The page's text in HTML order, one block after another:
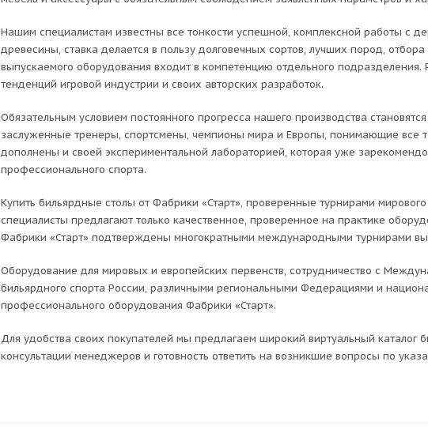
Нашим специалистам известны все тонкости успешной, комплексной работы с
древесины, ставка делается в пользу долговечных сортов, лучших пород,
выпускаемого оборудования входит в компетенцию отдельного
тенденций игровой индустрии и своих авторских разработок.
Обязательным условием постоянного прогресса нашего производства
заслуженные тренеры, спортсмены, чемпионы мира и Европы, понимающие все
дополнены и своей экспериментальной лабораторией, которая уже
профессионального спорта.
Купить бильярдные столы от Фабрики «Старт», проверенные турнирами
специалисты предлагают только качественное, проверенное на практике
Фабрики «Старт» подтверждены многократными международными турнирами
Оборудование для мировых и европейских первенств, сотрудничество с
бильярдного спорта России, различными региональными Федерациями и
профессионального оборудования Фабрики «Старт».
Для удобства своих покупателей мы предлагаем широкий виртуальный
консультации менеджеров и готовность ответить на возникшие вопросы по